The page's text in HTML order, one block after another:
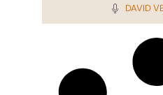
DAVID